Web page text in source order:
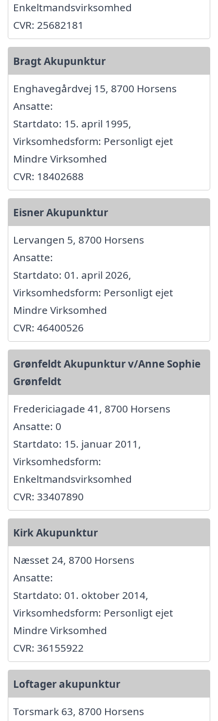
Enkeltmandsvirksomhed
CVR: 25682181
Bragt Akupunktur
Enghavegårdvej 15, 8700 Horsens
Ansatte:
Startdato: 15. april 1995,
Virksomhedsform: Personligt ejet
Mindre Virksomhed
CVR: 18402688
Eisner Akupunktur
Lervangen 5, 8700 Horsens
Ansatte:
Startdato: 01. april 2026,
Virksomhedsform: Personligt ejet
Mindre Virksomhed
CVR: 46400526
Grønfeldt Akupunktur v/Anne Sophie
Grønfeldt
Fredericiagade 41, 8700 Horsens
Ansatte: 0
Startdato: 15. januar 2011,
Virksomhedsform:
Enkeltmandsvirksomhed
CVR: 33407890
Kirk Akupunktur
Næsset 24, 8700 Horsens
Ansatte:
Startdato: 01. oktober 2014,
Virksomhedsform: Personligt ejet
Mindre Virksomhed
CVR: 36155922
Loftager akupunktur
Torsmark 63, 8700 Horsens